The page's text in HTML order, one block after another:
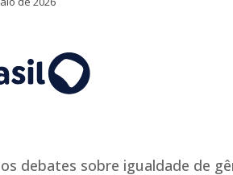
debates sobre igualdade de